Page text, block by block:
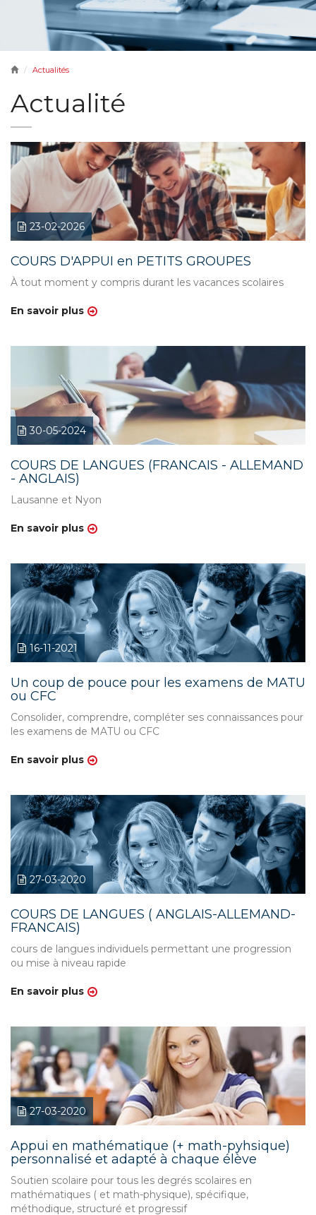
Actualités
Actualité
23-02-2026
COURS D'APPUI en PETITS GROUPES
À tout moment y compris durant les vacances scolaires
En savoir plus
30-05-2024
COURS DE LANGUES (FRANCAIS - ALLEMAND
- ANGLAIS)
Lausanne et Nyon
En savoir plus
16-11-2021
Un coup de pouce pour les examens de MATU
ou CFC
Consolider, comprendre, compléter ses connaissances pour
les examens de MATU ou CFC
En savoir plus
27-03-2020
COURS DE LANGUES ( ANGLAIS-ALLEMAND-
FRANCAIS)
cours de langues individuels permettant une progression
ou mise à niveau rapide
En savoir plus
27-03-2020
Appui en mathématique (+ math-pyhsique)
personnalisé et adapté à chaque élève
Soutien scolaire pour tous les degrés scolaires en
mathématiques ( et math-physique), spécifique,
méthodique, structuré et progressif